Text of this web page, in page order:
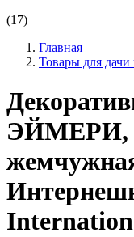
(17)
Главная
Товары для дачи
ЭЙМЕРИ,